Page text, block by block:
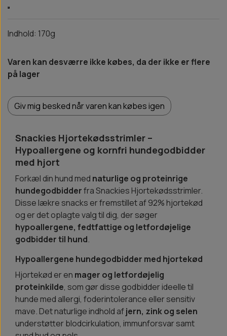
Indhold: 170g
Varen kan desværre ikke købes, da der ikke er flere
på lager
Giv mig besked når varen kan købes igen
Snackies Hjortekødsstrimler –
Hypoallergene og kornfri hundegodbidder
med hjort
Forkæl din hund med naturlige og proteinrige
hundegodbidderfra Snackies Hjortekødsstrimler.
Disse lækre snacks er fremstillet af 92% hjortekød
og er det oplagte valg til dig, der søger
hypoallergene, fedtfattige og letfordøjelige
godbidder til hund.
Hypoallergene hundegodbidder med hjortekød
Hjortekød er en mager og letfordøjelig
proteinkilde, som gør disse godbidder ideelle til
hunde med allergi, foderintolerance eller sensitiv
mave. Det naturlige indhold afjern, zink og selen
understøtter blodcirkulation, immunforsvar samt